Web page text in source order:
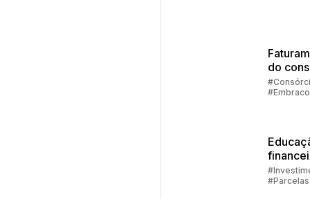
do
no
família